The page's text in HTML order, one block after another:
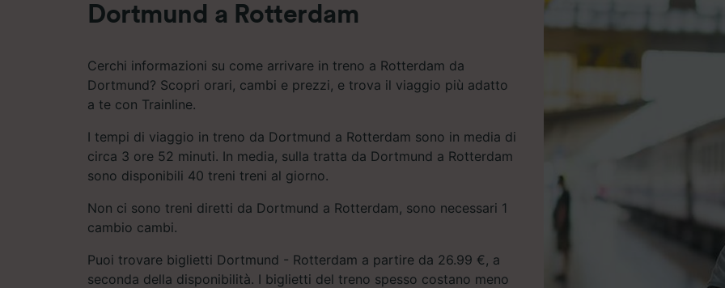
Dortmund a Rotterdam
Cerchi informazioni su come arrivare in treno a Rotterdam da
Dortmund? Scopri orari, cambi e prezzi, e trova il viaggio più adatto
a te con Trainline.
I tempi di viaggio in treno da Dortmund a Rotterdam sono in media di
circa 3 ore 52 minuti. In media, sulla tratta da Dortmund a Rotterdam
sono disponibili 40 treni treni al giorno.
Non ci sono treni diretti da Dortmund a Rotterdam, sono necessari 1
cambio cambi.
Puoi trovare biglietti Dortmund - Rotterdam a partire da 26.99 €, a
seconda della disponibilità. I biglietti del treno spesso costano meno